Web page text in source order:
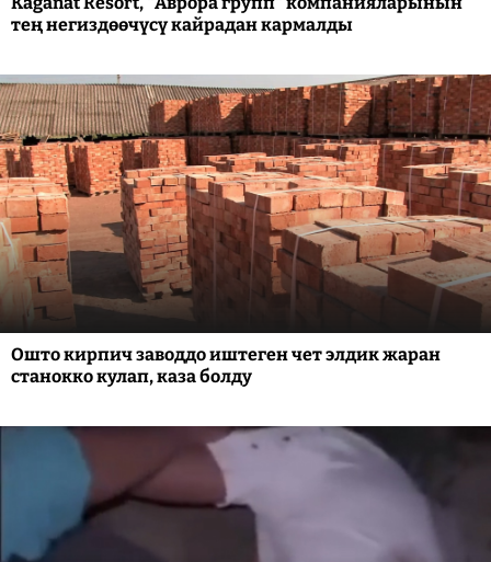
тең негиздөөчүсү кайрадан кармалды
Ошто кирпич заводдо иштеген чет элдик жаран
станокко кулап, каза болду